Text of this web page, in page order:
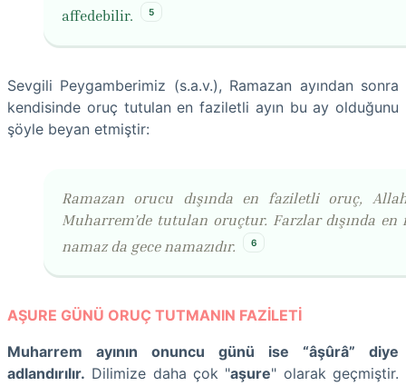
affedebilir.
5
Sevgili Peygamberimiz (s.a.v.), Ramazan ayından sonra
kendisinde oruç tutulan en faziletli ayın bu ay olduğunu
şöyle beyan etmiştir:
Ramazan orucu dışında en faziletli oruç,
Muharrem’de tutulan oruçtur. Farzlar dışında en
namaz da gece namazıdır.
6
AŞURE GÜNÜ ORUÇ TUTMANIN FAZİLETİ
Muharrem ayının onuncu günü ise “âşûrâ” diye
adlandırılır. Dilimize daha çok "aşure" olarak geçmiştir.